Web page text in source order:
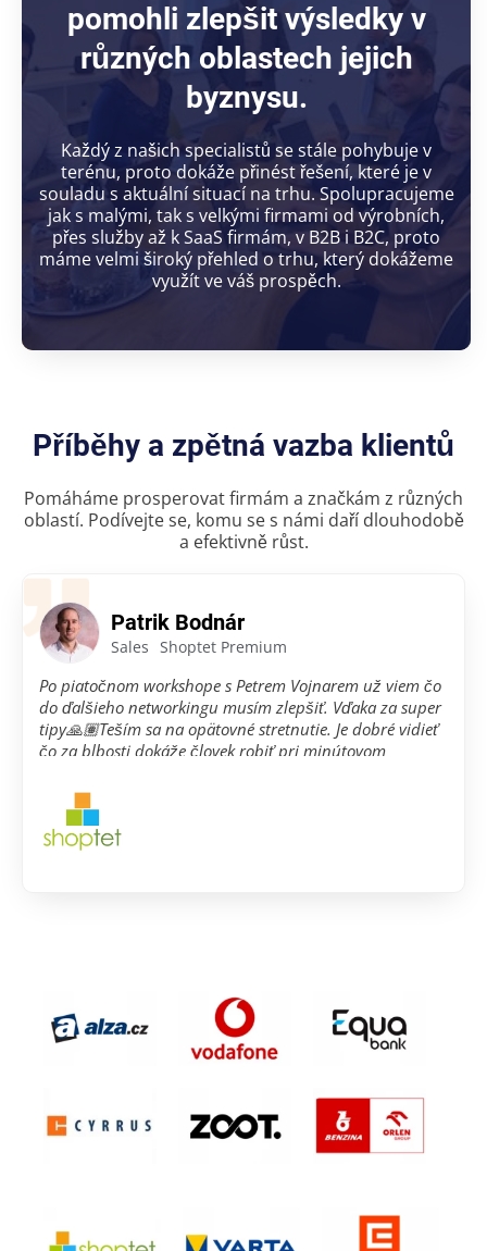
pomohli zlepšit výsledky v
různých oblastech jejich
byznysu.
Každý z našich specialistů se stále pohybuje v
terénu, proto dokáže přinést řešení, které je v
souladu s aktuální situací na trhu. Spolupracujeme
jak s malými, tak s velkými firmami od výrobních,
přes služby až k SaaS firmám, v B2B i B2C, proto
máme velmi široký přehled o trhu, který dokážeme
využít ve váš prospěch.
Příběhy a zpětná vazba klientů
Pomáháme prosperovat firmám a značkám z různých
oblastí. Podívejte se, komu se s námi daří dlouhodobě
a efektivně růst.
Patrik Bodnár
Sales Shoptet Premium
Po piatočnom workshope s Petrem Vojnarem už viem čo
do ďalšieho networkingu musím zlepšiť. Vďaka za super
tipy🙏🏽Teším sa na opätovné stretnutie. Je dobré vidieť
čo za blbosti dokáže človek robiť pri minútovom